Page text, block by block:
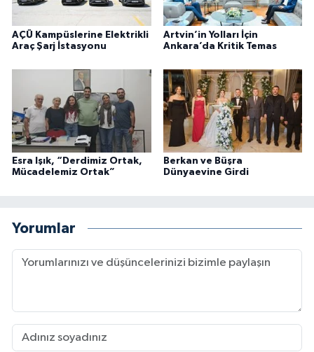
AÇÜ Kampüslerine Elektrikli
Araç Şarj İstasyonu
Artvin’in Yolları İçin
Ankara’da Kritik Temas
Esra Işık, “Derdimiz Ortak,
Mücadelemiz Ortak”
Berkan ve Büşra
Dünyaevine Girdi
Yorumlar